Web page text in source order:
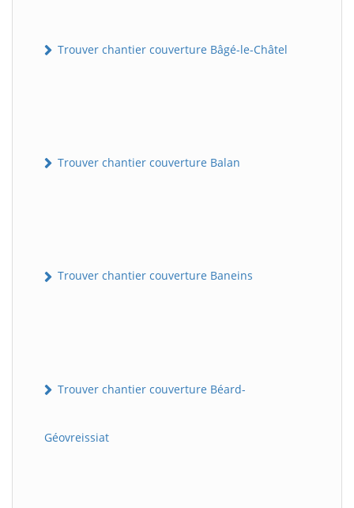
Trouver chantier couverture Bâgé-le-Châtel
Trouver chantier couverture Balan
Trouver chantier couverture Baneins
Trouver chantier couverture Béard-
Géovreissiat